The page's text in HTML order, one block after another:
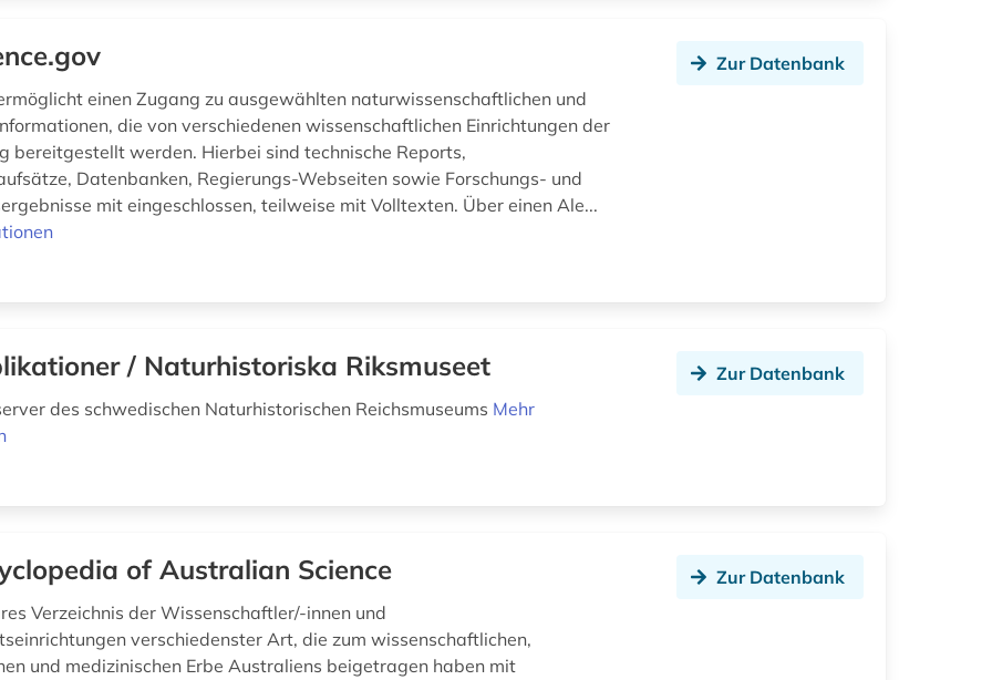
einen Zugang zu ausgewählten naturwissenschaftlichen und
die von verschiedenen wissenschaftlichen Einrichtungen der
bereitgestellt werden. Hierbei sind technische Reports,
Datenbanken, Regierungs-Webseiten sowie Forschungs- und
mit eingeschlossen, teilweise mit Volltexten. Über einen Ale...
Zur Datenbank
/ Naturhistoriska Riksmuseet
des schwedischen Naturhistorischen Reichsmuseums Mehr
Zur Datenbank
of Australian Science
Verzeichnis der Wissenschaftler/-innen und
verschiedenster Art, die zum wissenschaftlichen,
und medizinischen Erbe Australiens beigetragen haben mit
Zur Datenbank